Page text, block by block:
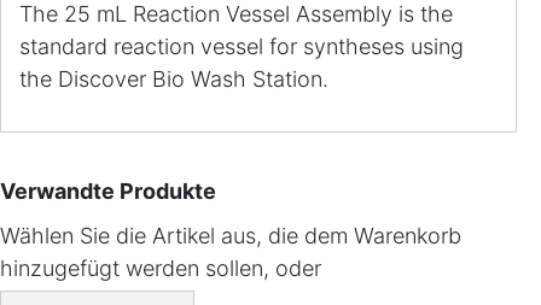
The 25 mL Reaction Vessel Assembly is the
standard reaction vessel for syntheses using
the Discover Bio Wash Station.
Verwandte Produkte
Wählen Sie die Artikel aus, die dem Warenkorb
hinzugefügt werden sollen, oder